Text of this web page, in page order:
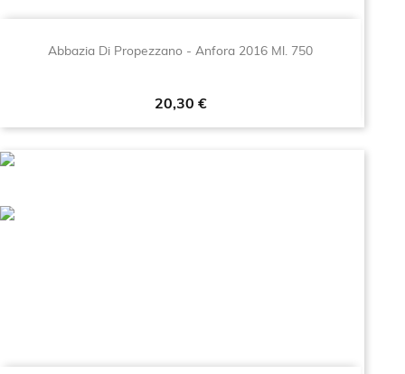
Abbazia Di Propezzano - Anfora 2016 Ml. 750
Prezzo
20,30 €